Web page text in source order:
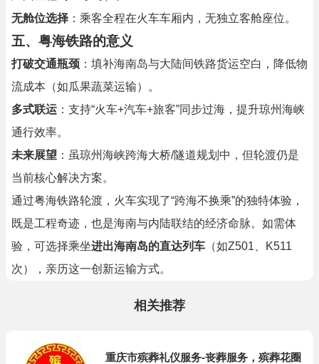
无舱位选择 ：乘客全程在火车车厢内，无独立客舱座位。
五、粤海铁路的意义
打破交通瓶颈 ：填补海南岛与大陆间铁路货运空白，降低物
流成本（如瓜果蔬菜运输）。
多式联运 ：支持“火车+汽车+旅客”同步过海，提升琼州海峡
通行效率。
未来展望 ：虽琼州海峡跨海大桥/隧道规划中，但轮渡仍是
当前核心解决方案。
通过粤海铁路轮渡，火车实现了“跨海不换乘”的独特体验，
既是工程奇迹，也是海南与内陆联结的经济命脉。如需体
验，可选择乘坐进出海南岛的直达列车 （如Z501、K511
次），亲历这一创新运输方式。
相关推荐
重庆市殡葬礼仪服务-丧葬服务，殡葬花圈